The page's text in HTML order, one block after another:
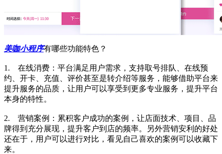
美咖小程序有哪些功能特色？
1. 在线消费：平台满足用户需求，支持取号排队、在线预
约、开卡、充值、评价甚至是转介绍等服务，能够借助平台来
提升服务的品质，让用户可以享受到更多专业服务，提升平台
本身的特性。
2. 营销案例：累积客户成功的案例，让店面技术、项目、品
牌得到充分展现，提升客户到店的频率。另外营销安利的好处
还在于，用户可以进行对比，看见自己喜欢的案例可以收藏下
来。